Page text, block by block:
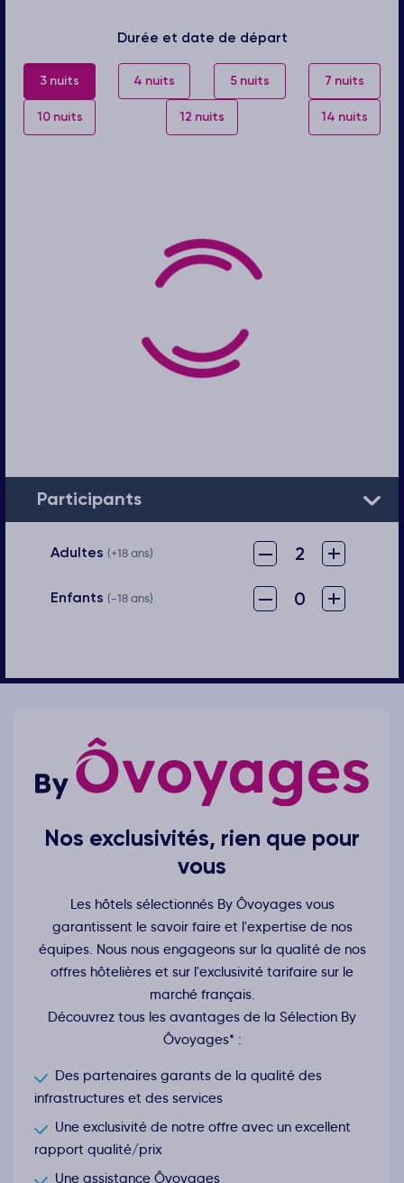
Durée et date de départ
3 nuits 4 nuits 5 nuits 7 nuits
10 nuits 12 nuits 14 nuits
Participants
Adultes (+18 ans) – 2 +
Enfants (-18 ans) – 0 +
Nos exclusivités, rien que pour
vous
Les hôtels sélectionnés By Ôvoyages vous
garantissent le savoir faire et l'expertise de nos
équipes. Nous nous engageons sur la qualité de nos
offres hôtelières et sur l'exclusivité tarifaire sur le
marché français.
Découvrez tous les avantages de la Sélection By
Ôvoyages* :
Des partenaires garants de la qualité des
infrastructures et des services
Une exclusivité de notre offre avec un excellent
rapport qualité/prix
Une assistance Ôvoyages